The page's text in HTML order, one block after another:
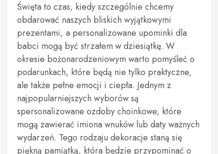
Święta to czas, kiedy szczególnie chcemy
obdarować naszych bliskich wyjątkowymi
prezentami, a personalizowane upominki dla
babci mogą być strzałem w dziesiątkę. W
okresie bożonarodzeniowym warto pomyśleć o
podarunkach, które będą nie tylko praktyczne,
ale także pełne emocji i ciepła. Jednym z
najpopularniejszych wyborów są
spersonalizowane ozdoby choinkowe, które
mogą zawierać imiona wnuków lub daty ważnych
wydarzeń. Tego rodzaju dekoracje staną się
piękną pamiątką, która będzie przypominać o